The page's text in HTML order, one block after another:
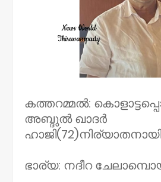
കത്തറമ്മൽ:
അബ്ദുൽ ഖാദർ
ഭാര്യ: നദീറ